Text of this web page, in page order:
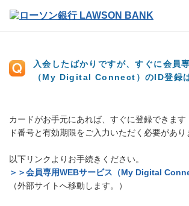
入会したばかりですが、すぐに会員
（My Digital Connect）のID登録
カードがお手元にあれば、すぐに登録できます
ド番号と有効期限をご入力いただく必要があり
以下リンクよりお手続きください。
＞＞会員専用WEBサービス（My Digital
（外部サイトへ移動します。）